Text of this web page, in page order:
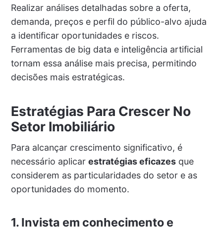
Realizar análises detalhadas sobre a oferta,
demanda, preços e perfil do público-alvo ajuda
a identificar oportunidades e riscos.
Ferramentas de big data e inteligência artificial
tornam essa análise mais precisa, permitindo
decisões mais estratégicas.
Estratégias Para Crescer No
Setor Imobiliário
Para alcançar crescimento significativo, é
necessário aplicar estratégias eficazesque
considerem as particularidades do setor e as
oportunidades do momento.
1. Invista em conhecimento e